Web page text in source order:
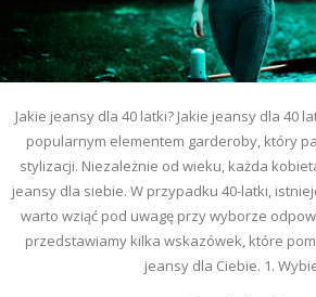
Jakie jeansy dla 40 latki? Jakie jeansy dla 40
popularnym elementem garderoby, który
stylizacji. Niezależnie od wieku, każda
jeansy dla siebie. W przypadku 40-latki,
warto wziąć pod uwagę przy wyborze
przedstawiamy kilka wskazówek, które
jeansy dla Ciebie. 1.